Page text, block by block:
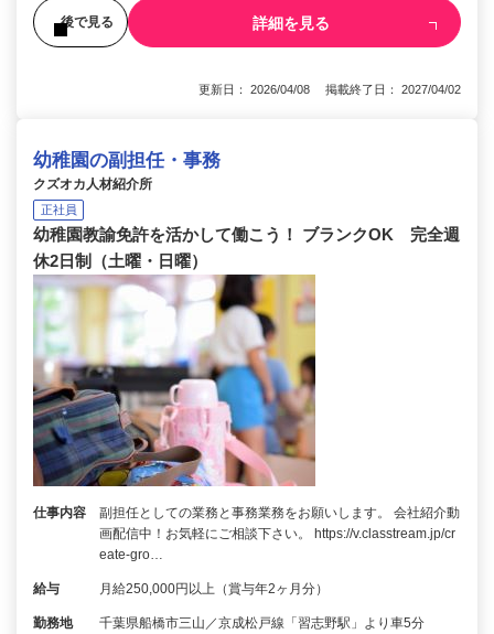
後で見る 詳細を見る
更新日： 2026/04/08 掲載終了日： 2027/04/02
幼稚園の副担任・事務
クズオカ人材紹介所
正社員
幼稚園教諭免許を活かして働こう！ ブランクOK 完全週
休2日制（土曜・日曜）
仕事内容
副担任としての業務と事務業務をお願いします。 会社紹介動
画配信中！お気軽にご相談下さい。 https://v.classtream.jp/cr
eate-gro…
給与 月給250,000円以上（賞与年2ヶ月分）
勤務地 千葉県船橋市三山／京成松戸線「習志野駅」より車5分